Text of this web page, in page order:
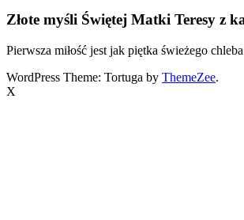
Złote myśli Świętej Matki Teresy z
Pierwsza miłość jest jak piętka świeżego
WordPress Theme: Tortuga by ThemeZee.
X